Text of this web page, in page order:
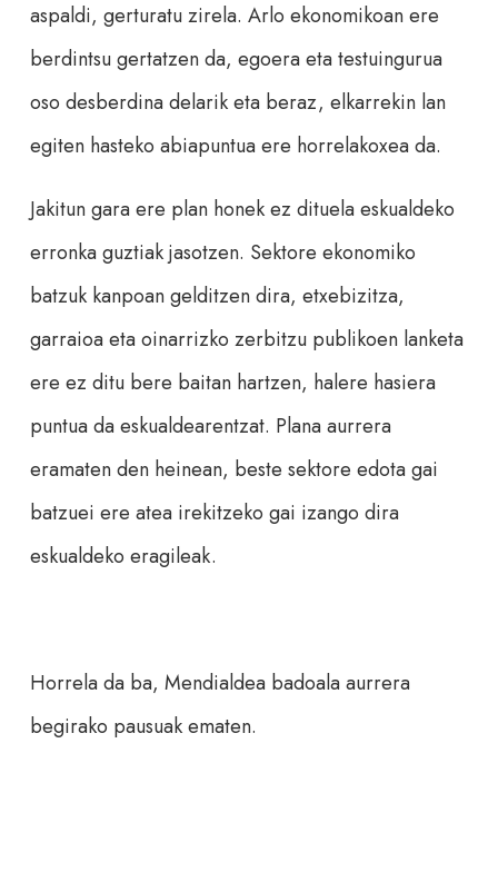
aspaldi, gerturatu zirela. Arlo ekonomikoan ere
berdintsu gertatzen da, egoera eta testuingurua
oso desberdina delarik eta beraz, elkarrekin lan
egiten hasteko abiapuntua ere horrelakoxea da.
Jakitun gara ere plan honek ez dituela eskualdeko
erronka guztiak jasotzen. Sektore ekonomiko
batzuk kanpoan gelditzen dira, etxebizitza,
garraioa eta oinarrizko zerbitzu publikoen lanketa
ere ez ditu bere baitan hartzen, halere hasiera
puntua da eskualdearentzat. Plana aurrera
eramaten den heinean, beste sektore edota gai
batzuei ere atea irekitzeko gai izango dira
eskualdeko eragileak.
Horrela da ba, Mendialdea badoala aurrera
begirako pausuak ematen.